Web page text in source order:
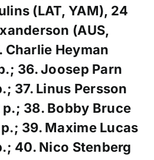
(LAT, YAM), 24
(AUS,
Charlie Heyman
36. Joosep Parn
37. Linus Persson
p.; 38. Bobby Bruce
39. Maxime Lucas
40. Nico Stenberg